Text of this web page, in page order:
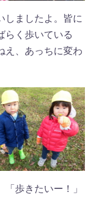
しましたよ。皆に
らく歩いている
え、あっちに変わ
歩きたいー！」